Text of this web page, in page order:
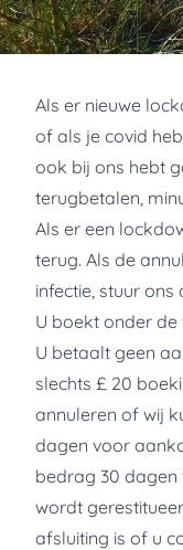
Als er nieuwe
of als je covid
ook bij ons hebt
terugbetalen,
Als er een
terug. Als de
infectie, stuur
U boekt onder
U betaalt geen
slechts £ 20
annuleren of wij
dagen voor
bedrag 30
wordt
afsluiting is of u